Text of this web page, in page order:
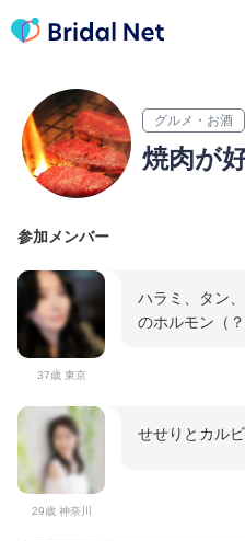
グルメ・お酒
焼肉が
参加メンバー
37歳 東京
ハラミ、タン
のホルモン（
29歳 神奈川
せせりとカルビ